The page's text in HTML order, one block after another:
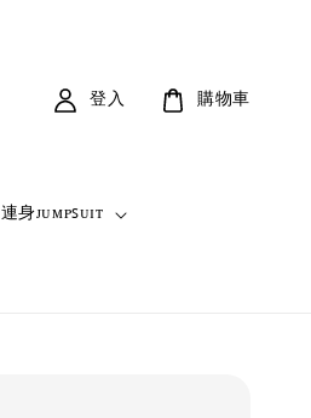
連身ᴊᴜᴍᴘꜱᴜɪᴛ
登入 購物車